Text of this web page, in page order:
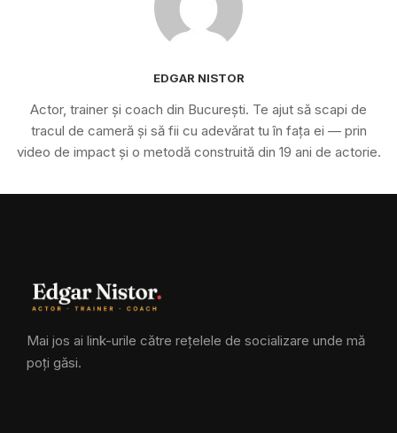
EDGAR NISTOR
Actor, trainer și coach din București. Te ajut să scapi de
tracul de cameră și să fii cu adevărat tu în fața ei — prin
video de impact și o metodă construită din 19 ani de actorie.
Mai jos ai link-urile către rețelele de socializare unde mă
poți găsi.